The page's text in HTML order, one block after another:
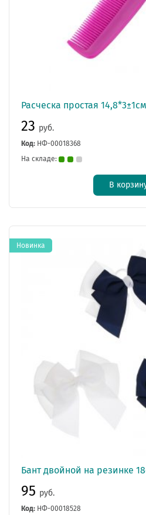
Расческа простая
23 руб.
Код: НФ-00018368
На складе:
В
Бант двойной на резинке
95 руб.
Код: НФ-00018528
Новинка